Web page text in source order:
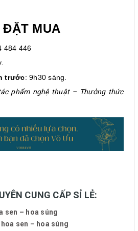
ĐẶT MUA
484 446
trước: 9h30 sáng.
phẩm nghệ thuật – Thưởng thức
CUNG CẤP SỈ LẺ:
sen – hoa súng
sen – hoa súng